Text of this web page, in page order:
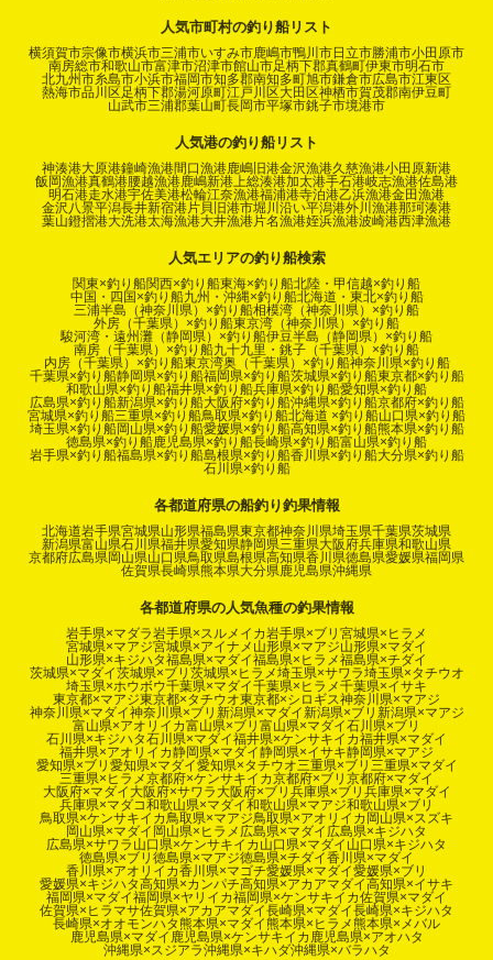
人気市町村の釣り船リスト
横須賀市宗像市横浜市三浦市いすみ市鹿嶋市鴨川市日立市勝浦市小田原市
南房総市和歌山市富津市沼津市館山市足柄下郡真鶴町伊東市明石市
北九州市糸島市小浜市福岡市知多郡南知多町旭市鎌倉市広島市江東区
熱海市品川区足柄下郡湯河原町江戸川区大田区神栖市賀茂郡南伊豆町
山武市三浦郡葉山町長岡市平塚市銚子市境港市
人気港の釣り船リスト
神湊港大原港鐘崎漁港間口漁港鹿嶋旧港金沢漁港久慈漁港小田原新港
飯岡漁港真鶴港腰越漁港鹿嶋新港上総湊港加太港手石港岐志漁港佐島港
明石港走水港宇佐美港松輪江奈漁港福浦港寺泊港乙浜漁港金田漁港
金沢八景平潟長井新宿港片貝旧港市堀川沿い平潟港外川漁港那珂湊港
葉山鐙摺港大洗港太海漁港大井漁港片名漁港姪浜漁港波崎港西津漁港
人気エリアの釣り船検索
関東×釣り船関西×釣り船東海×釣り船北陸・甲信越×釣り船
中国・四国×釣り船九州・沖縄×釣り船北海道・東北×釣り船
三浦半島（神奈川県）×釣り船相模湾（神奈川県）×釣り船
外房（千葉県）×釣り船東京湾（神奈川県）×釣り船
駿河湾・遠州灘（静岡県）×釣り船伊豆半島（静岡県）×釣り船
南房（千葉県）×釣り船九十九里・銚子（千葉県）×釣り船
内房（千葉県）×釣り船東京湾奥（千葉県）×釣り船神奈川県×釣り船
千葉県×釣り船静岡県×釣り船福岡県×釣り船茨城県×釣り船東京都×釣り船
和歌山県×釣り船福井県×釣り船兵庫県×釣り船愛知県×釣り船
広島県×釣り船新潟県×釣り船大阪府×釣り船沖縄県×釣り船京都府×釣り船
宮城県×釣り船三重県×釣り船鳥取県×釣り船北海道 ×釣り船山口県×釣り船
埼玉県×釣り船岡山県×釣り船愛媛県×釣り船高知県×釣り船熊本県×釣り船
徳島県×釣り船鹿児島県×釣り船長崎県×釣り船富山県×釣り船
岩手県×釣り船福島県×釣り船島根県×釣り船香川県×釣り船大分県×釣り船
石川県×釣り船
各都道府県の船釣り釣果情報
北海道岩手県宮城県山形県福島県東京都神奈川県埼玉県千葉県茨城県
新潟県富山県石川県福井県愛知県静岡県三重県大阪府兵庫県和歌山県
京都府広島県岡山県山口県鳥取県島根県高知県香川県徳島県愛媛県福岡県
佐賀県長崎県熊本県大分県鹿児島県沖縄県
各都道府県の人気魚種の釣果情報
岩手県×マダラ岩手県×スルメイカ岩手県×ブリ 宮城県×ヒラメ
宮城県×マアジ宮城県×アイナメ 山形県×マアジ山形県×マダイ
山形県×キジハタ福島県×マダイ福島県×ヒラメ福島県×チダイ
茨城県×マダイ茨城県×ブリ 茨城県×ヒラメ埼玉県×サワラ埼玉県×タチウオ
埼玉県×ホウボウ千葉県×マダイ千葉県×ヒラメ千葉県×イサキ
東京都×マアジ東京都×タチウオ東京都×シロギス神奈川県×マアジ
神奈川県×マダイ神奈川県×ブリ 新潟県×マダイ 新潟県×ブリ 新潟県×マアジ
富山県×アオリイカ富山県×ブリ 富山県×マダイ石川県×ブリ
石川県×キジハタ石川県×マダイ福井県×ケンサキイカ福井県×マダイ
福井県×アオリイカ静岡県×マダイ静岡県×イサキ静岡県×マアジ
愛知県×ブリ 愛知県×マダイ愛知県×タチウオ三重県×ブリ 三重県×マダイ
三重県×ヒラメ京都府×ケンサキイカ京都府×ブリ 京都府×マダイ
大阪府×マダイ 大阪府×サワラ 大阪府×ブリ 兵庫県×ブリ 兵庫県×マダイ
兵庫県×マダコ和歌山県×マダイ和歌山県×マアジ和歌山県×ブリ
鳥取県×ケンサキイカ鳥取県×マアジ鳥取県×アオリイカ 岡山県×スズキ
岡山県×マダイ 岡山県×ヒラメ 広島県×マダイ 広島県×キジハタ
広島県×サワラ 山口県×ケンサキイカ 山口県×マダイ 山口県×キジハタ
徳島県×ブリ 徳島県×マアジ徳島県×チダイ香川県×マダイ
香川県×アオリイカ香川県×マゴチ愛媛県×マダイ愛媛県×ブリ
愛媛県×キジハタ高知県×カンパチ高知県×アカアマダイ高知県×イサキ
福岡県×マダイ福岡県×ヤリイカ福岡県×ケンサキイカ佐賀県×マダイ
佐賀県×ヒラマサ佐賀県×アカアマダイ長崎県×マダイ長崎県×キジハタ
長崎県×オオモンハタ熊本県×マダイ熊本県×ヒラメ熊本県×メバル
鹿児島県×マダイ 鹿児島県×ケンサキイカ 鹿児島県×アオハタ
沖縄県×スジアラ沖縄県×キハダ沖縄県×バラハタ